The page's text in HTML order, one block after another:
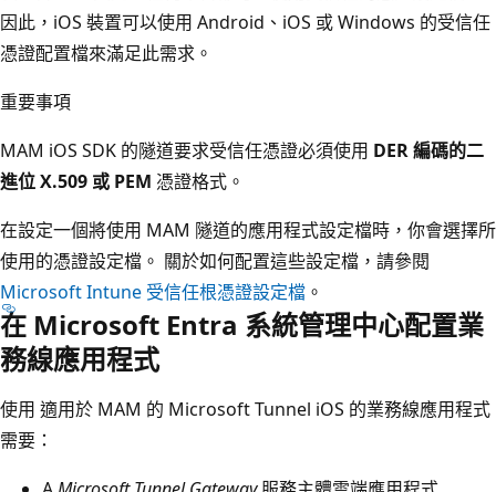
因此，iOS 裝置可以使用 Android、iOS 或 Windows 的受信任
憑證配置檔來滿足此需求。
重要事項
MAM iOS SDK 的隧道要求受信任憑證必須使用 DER 編碼的二
進位 X.509 或 PEM 憑證格式。
在設定一個將使用 MAM 隧道的應用程式設定檔時，你會選擇所
使用的憑證設定檔。 關於如何配置這些設定檔，請參閱
Microsoft Intune 受信任根憑證設定檔 。
在 Microsoft Entra 系統管理中心配置業
務線應用程式
使用 適用於 MAM 的 Microsoft Tunnel iOS 的業務線應用程式
需要：